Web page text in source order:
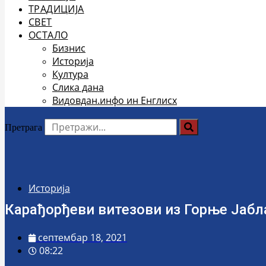
ТРАДИЦИЈА
СВЕТ
ОСТАЛО
Бизнис
Историја
Култура
Слика дана
Видовдан.инфо ин Енглисх
Претрага
Историја
Карађорђеви витезови из Горње
септембар 18, 2021
08:22